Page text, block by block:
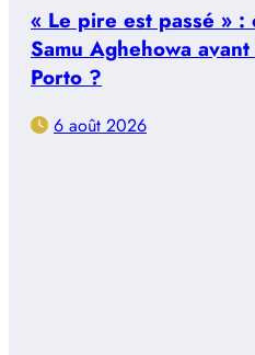
« Le pire est passé » :
Samu Aghehowa
Porto ?
6 août 2026